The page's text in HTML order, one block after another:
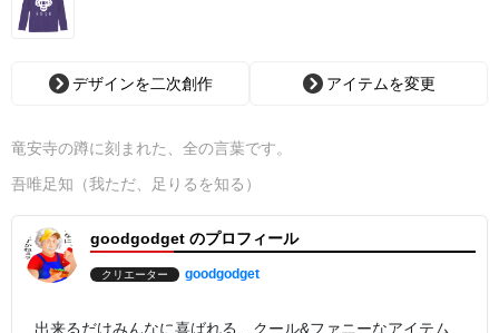
デザインを二次創作 アイテムを変更
竜安寺の蹲に刻まれた、全の言葉です。
吾唯足知（我ただ、足りるを知る）
goodgodget のプロフィール
クリエーター goodgodget
出来るだけみんなに喜ばれる、クール&ファニーなアイテム